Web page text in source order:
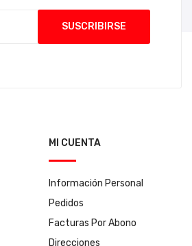
MI CUENTA
Información Personal
Pedidos
Facturas Por Abono
Direcciones